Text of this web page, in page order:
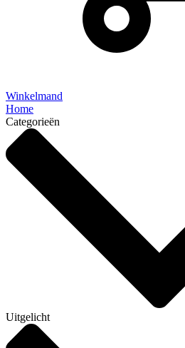
Winkelmand
Home
Categorieën
Uitgelicht